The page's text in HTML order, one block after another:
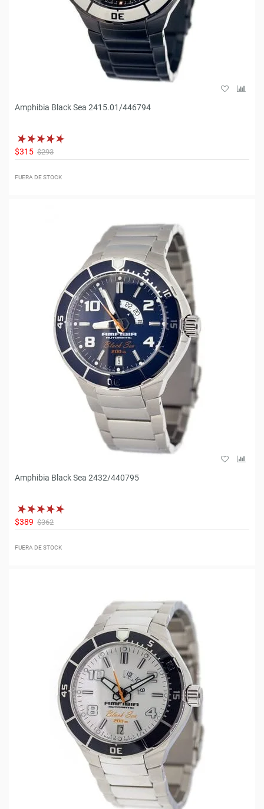
Amphibia Black Sea 2415.01/446794
$315 $293
FUERA DE STOCK
Amphibia Black Sea 2432/440795
$389 $362
FUERA DE STOCK